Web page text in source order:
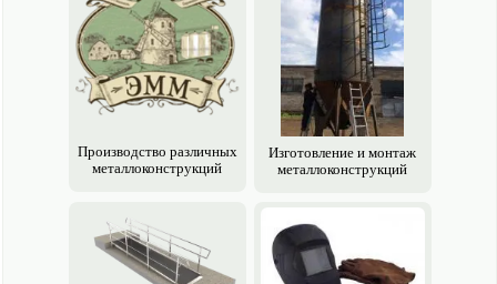
Производство различных
металлоконструкций
Изготовление и монтаж
металлоконструкций